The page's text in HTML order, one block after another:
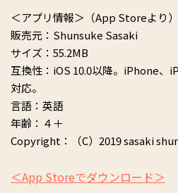
＜アプリ情報＞（App Storeより）
販売元：Shunsuke Sasaki
サイズ：55.2MB
互換性：iOS 10.0以降。iPhone、
対応。
言語：英語
年齢：４＋
Copyright：（C）2019 sasaki
＜App Storeでダウンロード＞